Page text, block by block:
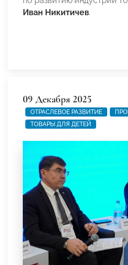
Иван Никитичев.
09 Декабря 2025
ОТРАСЛЕВОЕ РАЗВИТИЕ
ТОВАРЫ ДЛЯ ДЕТЕЙ